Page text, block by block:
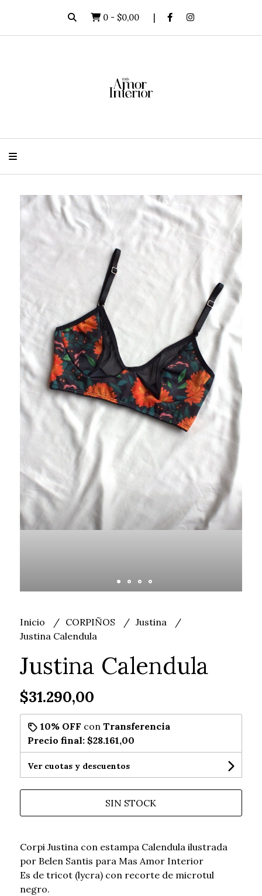
0 - $0,00
Inicio CORPIÑOS
Justina
Justina Calendula
Justina Calendula
$31.290,00
10% OFF con Transferencia
Precio final: $28.161,00
Ver cuotas y descuentos
SIN STOCK
Corpi Justina con estampa Calendula ilustrada
por Belen Santis para Mas Amor Interior
Es de tricot (lycra) con recorte de microtul
negro.